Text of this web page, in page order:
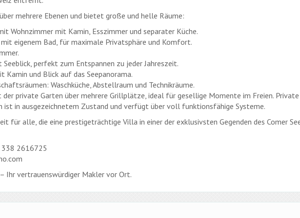
mehrere Ebenen und bietet große und helle Räume:
Wohnzimmer mit Kamin, Esszimmer und separater Küche.
eigenem Bad, für maximale Privatsphäre und Komfort.
perfekt zum Entspannen zu jeder Jahreszeit.
Kamin und Blick auf das Seepanorama.
Waschküche, Abstellraum und Technikräume.
private Garten über mehrere Grillplätze, ideal für gesellige Momente im Freien. Private
ist in ausgezeichnetem Zustand und verfügt über voll funktionsfähige Systeme.
für alle, die eine prestigeträchtige Villa in einer der exklusivsten Gegenden des Comer
2616725
Ihr vertrauenswürdiger Makler vor Ort.